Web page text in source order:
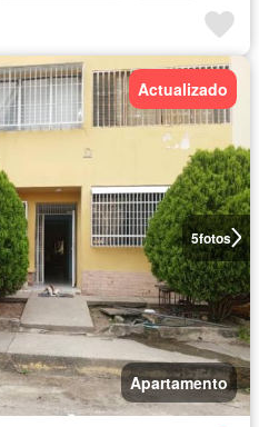
5fotos
Actualizado
Apartamento